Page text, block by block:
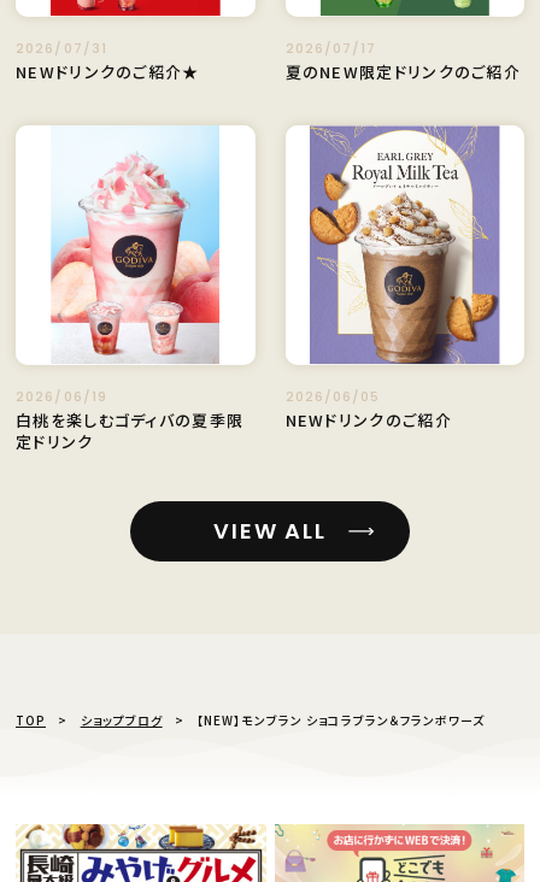
2026/07/31
NEWドリンクのご紹介★
2026/07/17
夏のNEW限定ドリンクのご紹介
2026/06/19
白桃を楽しむゴディバの夏季限
定ドリンク
2026/06/05
NEWドリンクのご紹介
VIEW ALL
TOP ショップブログ 【NEW】モンブラン ショコラブラン＆フランボワーズ